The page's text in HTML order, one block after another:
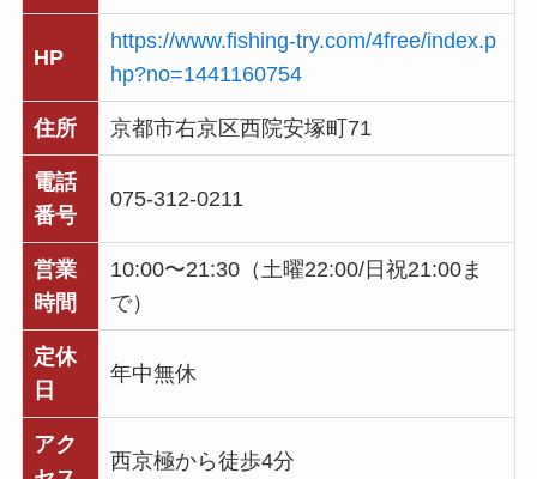
HP
https://www.fishing-try.com/4free/index.p
hp?no=1441160754
住所 京都市右京区西院安塚町71
電話
番号
075-312-0211
営業
時間
10:00〜21:30（土曜22:00/日祝21:00ま
で）
定休
日
年中無休
アク
西京極から徒歩4分